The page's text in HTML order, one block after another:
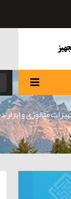
متالوژی و ابزار